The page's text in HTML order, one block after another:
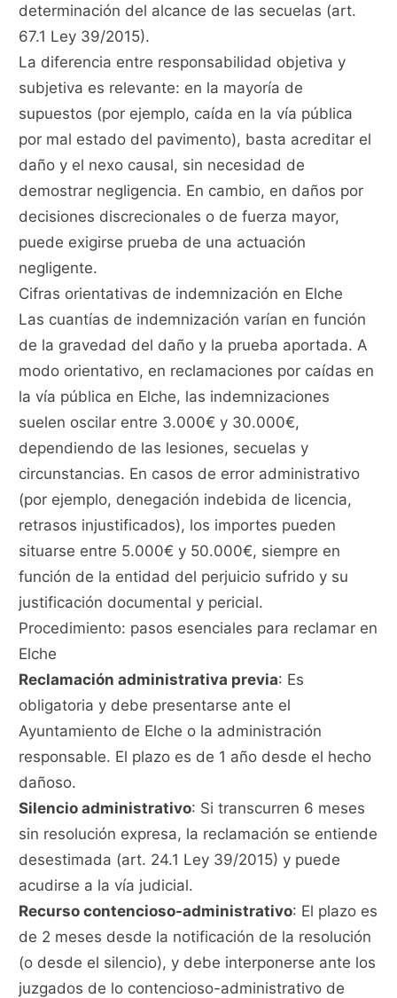
determinación del alcance de las secuelas (art.
67.1 Ley 39/2015).
La diferencia entre responsabilidad objetiva y
subjetiva es relevante: en la mayoría de
supuestos (por ejemplo, caída en la vía pública
por mal estado del pavimento), basta acreditar el
daño y el nexo causal, sin necesidad de
demostrar negligencia. En cambio, en daños por
decisiones discrecionales o de fuerza mayor,
puede exigirse prueba de una actuación
negligente.
Cifras orientativas de indemnización en Elche
Las cuantías de indemnización varían en función
de la gravedad del daño y la prueba aportada. A
modo orientativo, en reclamaciones por caídas en
la vía pública en Elche, las indemnizaciones
suelen oscilar entre 3.000€ y 30.000€,
dependiendo de las lesiones, secuelas y
circunstancias. En casos de error administrativo
(por ejemplo, denegación indebida de licencia,
retrasos injustificados), los importes pueden
situarse entre 5.000€ y 50.000€, siempre en
función de la entidad del perjuicio sufrido y su
justificación documental y pericial.
Procedimiento: pasos esenciales para reclamar en
Elche
Reclamación administrativa previa: Es
obligatoria y debe presentarse ante el
Ayuntamiento de Elche o la administración
responsable. El plazo es de 1 año desde el hecho
dañoso.
Silencio administrativo: Si transcurren 6 meses
sin resolución expresa, la reclamación se entiende
desestimada (art. 24.1 Ley 39/2015) y puede
acudirse a la vía judicial.
Recurso contencioso-administrativo: El plazo es
de 2 meses desde la notificación de la resolución
(o desde el silencio), y debe interponerse ante los
juzgados de lo contencioso-administrativo de